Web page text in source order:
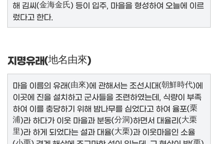
해 김씨(金海金氏) 등이 입주, 마을을 형성하여 오늘에 이르
렀다고 한다.
지명유래(地名由來)
마을 이름의 유래(由來)에 관해서는 조선시대(朝鮮時代)에
이곳에 진을 설치하고 군사들을 조련하였는데, 식량이 부족
하여 이를 충당하기 위해 밤나무를 심었다고 하여 율포(栗
浦)라 하다가 이웃 마을과 분동(分洞)하면서 대율리(大栗
里)라 하게 되었다는 설과 대율(大栗)과 이웃마을인 소율